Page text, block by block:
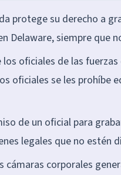
protege su derecho a
Delaware, siempre que
los oficiales de las
oficiales se les
de un oficial para
legales que no estén
cámaras corporales